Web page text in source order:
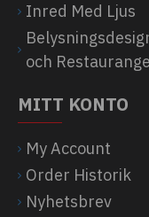
Inred Med Ljus
och
MITT KONTO
My Account
Order Historik
Nyhetsbrev